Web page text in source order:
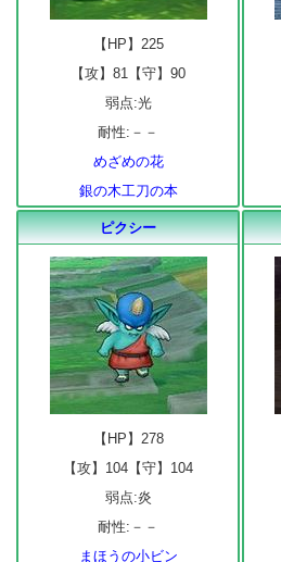
【HP】225
【攻】81【守】90
弱点:光
耐性:－－
めざめの花
銀の木工刀の本
ピクシー
【HP】278
【攻】104【守】104
弱点:炎
耐性:－－
まほうの小ビン